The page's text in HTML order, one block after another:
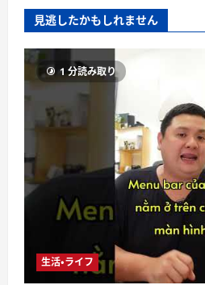
見逃したかもしれません
1 分読み取り
生活・ライフ